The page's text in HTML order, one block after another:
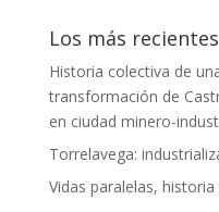
Los más recientes
Historia colectiva de
transformación de
en ciudad minero-
Torrelavega:
Vidas paralelas,